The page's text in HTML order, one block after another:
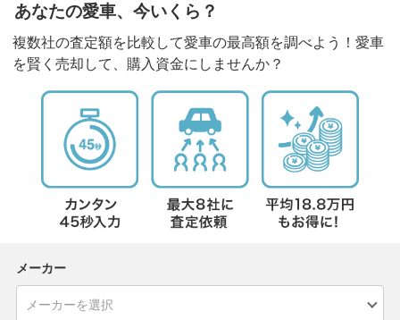
あなたの愛車、今いくら？
複数社の査定額を比較して愛車の最高額を調べよう！愛車
を賢く売却して、購入資金にしませんか？
メーカー